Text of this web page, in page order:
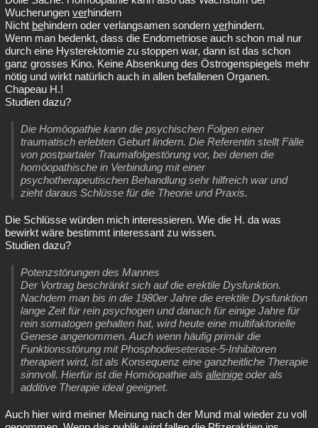
Wucherungen verhindern
Nicht behindern oder verlangsamen sondern verhindern.
Wenn man bedenkt, dass die Endometriose auch schon mal nur
durch eine Hysterektomie zu stoppen war, dann ist das schon
ganz grosses Kino. Keine Absenkung des Östrogenspiegels mehr
nötig und wirkt natürlich auch in allen befallenen Organen.
Chapeau H.!
Studien dazu?
Die Homöopathie kann die psychischen Folgen einer
traumatisch erlebten Geburt lindern. Die Referentin stellt Fälle
von postpartaler Traumafolgestörung vor, bei denen die
homöopathische in Verbindung mit einer
psychotherapeutischen Behandlung sehr hilfreich war und
zieht daraus Schlüsse für die Theorie und Praxis.
Die Schlüsse würden mich interessieren. Wie die H. da was
bewirkt wäre bestimmt interessant zu wissen.
Studien dazu?
Potenzstörungen des Mannes
Der Vortrag beschränkt sich auf die erektile Dysfunktion.
Nachdem man bis in die 1980er Jahre die erektile Dysfunktion
lange Zeit für rein psychogen und danach für einige Jahre für
rein somatogen gehalten hat, wird heute eine multifaktorielle
Genese angenommen. Auch wenn häufig primär die
Funktionsstörung mit Phosphodieseterase-5-Inhibitoren
therapiert wird, ist als Konsequenz eine ganzheitliche Therapie
sinnvoll. Hierfür ist die Homöopathie als alleinige oder als
additive Therapie ideal geeignet.
Auch hier wird meiner Meinung nach der Mund mal wieder zu voll